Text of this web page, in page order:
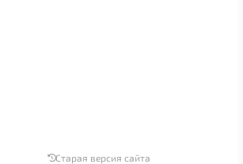
Старая версия сайта